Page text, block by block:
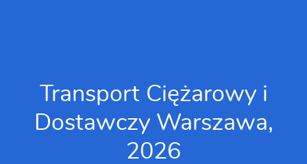
Transport Ciężarowy i
Dostawczy Warszawa,
2026